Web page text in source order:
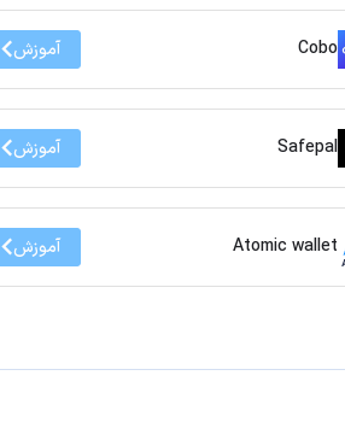
Cobo آموزش
Safepal آموزش
Atomic wallet آموزش